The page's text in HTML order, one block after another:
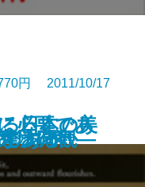
〉日記
日本の美
うのか
円 2011/10/17
大局観―
必要であ
ある
リスク